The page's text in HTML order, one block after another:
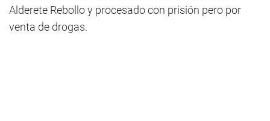
Alderete Rebollo y procesado con prisión pero por
venta de drogas.